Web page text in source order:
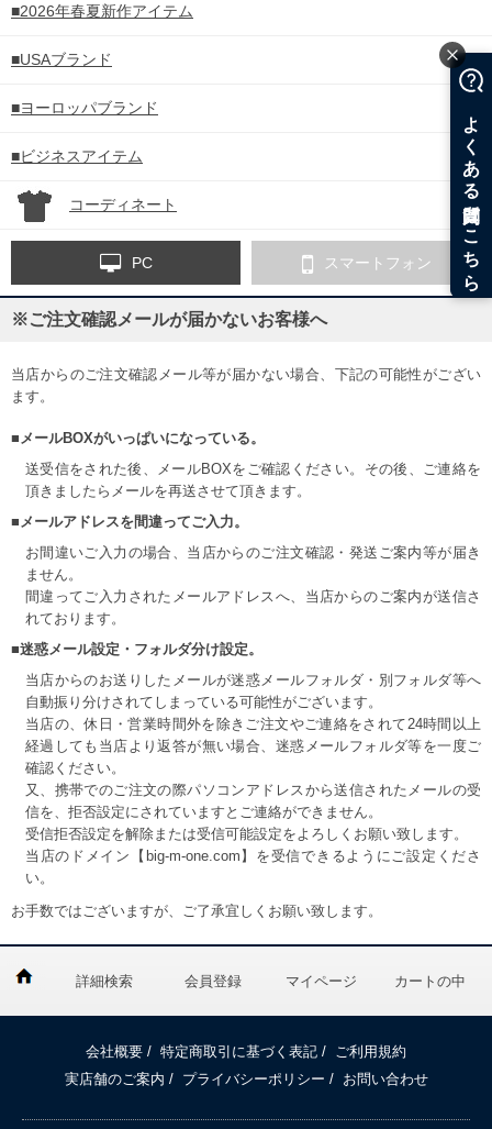
■2026年春夏新作アイテム
■USAブランド
■ヨーロッパブランド
■ビジネスアイテム
コーディネート
PC スマートフォン
※ご注文確認メールが届かないお客様へ
当店からのご注文確認メール等が届かない場合、下記の可能性がござい
ます。
■メールBOXがいっぱいになっている。
送受信をされた後、メールBOXをご確認ください。その後、ご連絡を
頂きましたらメールを再送させて頂きます。
■メールアドレスを間違ってご入力。
お間違いご入力の場合、当店からのご注文確認・発送ご案内等が届き
ません。
間違ってご入力されたメールアドレスへ、当店からのご案内が送信さ
れております。
■迷惑メール設定・フォルダ分け設定。
当店からのお送りしたメールが迷惑メールフォルダ・別フォルダ等へ
自動振り分けされてしまっている可能性がございます。
当店の、休日・営業時間外を除きご注文やご連絡をされて24時間以上
経過しても当店より返答が無い場合、迷惑メールフォルダ等を一度ご
確認ください。
又、携帯でのご注文の際パソコンアドレスから送信されたメールの受
信を、拒否設定にされていますとご連絡ができません。
受信拒否設定を解除または受信可能設定をよろしくお願い致します。
当店のドメイン【big-m-one.com】を受信できるようにご設定くださ
い。
お手数ではございますが、ご了承宜しくお願い致します。
詳細検索 会員登録 マイページ カートの中
会社概要 / 特定商取引に基づく表記 /
ご利用規約
実店舗のご案内 / プライバシーポリシー / お問い合わせ